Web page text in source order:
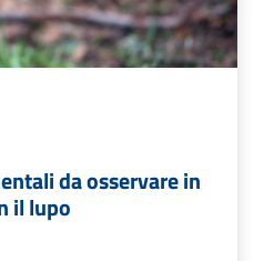
da osservare in
il lupo